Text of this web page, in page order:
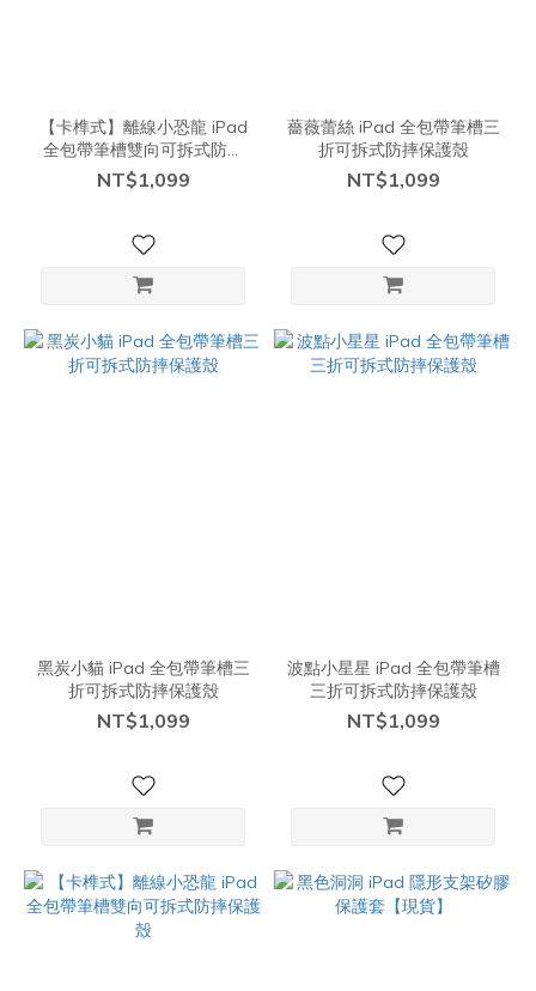
【卡榫式】離線小恐龍 iPad
全包帶筆槽雙向可拆式防摔
保護殼【現貨】
NT$1,099
薔薇蕾絲 iPad 全包帶筆槽三
折可拆式防摔保護殼
NT$1,099
黑炭小貓 iPad 全包帶筆槽三
折可拆式防摔保護殼
NT$1,099
波點小星星 iPad 全包帶筆槽
三折可拆式防摔保護殼
NT$1,099